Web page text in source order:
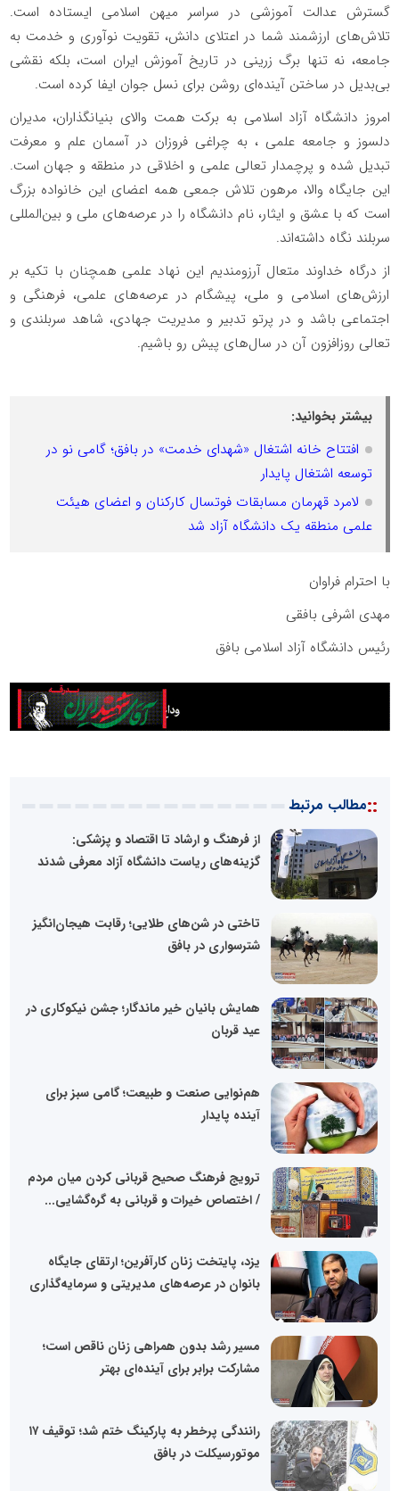
گسترش عدالت آموزشی در سراسر میهن اسلامی ایستاده است.
تلاش‌های ارزشمند شما در اعتلای دانش، تقویت نوآوری و خدمت به
جامعه، نه تنها برگ زرینی در تاریخ آموزش ایران است، بلکه نقشی
بی‌بدیل در ساختن آینده‌ای روشن برای نسل جوان ایفا کرده است.
امروز دانشگاه آزاد اسلامی به برکت همت والای بنیانگذاران، مدیران
دلسوز و جامعه علمی ، به چراغی فروزان در آسمان علم و معرفت
تبدیل شده و پرچمدار تعالی علمی و اخلاقی در منطقه و جهان است.
این جایگاه والا، مرهون تلاش جمعی همه اعضای این خانواده بزرگ
است که با عشق و ایثار، نام دانشگاه را در عرصه‌های ملی و بین‌المللی
سربلند نگاه داشته‌اند.
از درگاه خداوند متعال آرزومندیم این نهاد علمی همچنان با تکیه بر
ارزش‌های اسلامی و ملی، پیشگام در عرصه‌های علمی، فرهنگی و
اجتماعی باشد و در پرتو تدبیر و مدیریت جهادی، شاهد سربلندی و
تعالی روزافزون آن در سال‌های پیش رو باشیم.
بیشتر بخوانید:
افتتاح خانه اشتغال «شهدای خدمت» در بافق؛ گامی نو در
توسعه اشتغال پایدار
لامرد قهرمان مسابقات فوتسال کارکنان و اعضای هیئت
علمی منطقه یک دانشگاه آزاد شد
با احترام فراوان
مهدی اشرفی بافقی
رئیس دانشگاه آزاد اسلامی بافق
::مطالب مرتبط
از فرهنگ و ارشاد تا اقتصاد و پزشکی:
گزینه‌های ریاست دانشگاه آزاد معرفی شدند
تاختی در شن‌های طلایی؛ رقابت هیجان‌انگیز
شترسواری در بافق
همایش بانیان خیر ماندگار؛ جشن نیکوکاری در
عید قربان
هم‌نوایی صنعت و طبیعت؛ گامی سبز برای
آینده پایدار
ترویج فرهنگ صحیح قربانی کردن میان مردم
/ اختصاص خیرات و قربانی به گره‌گشایی...
یزد، پایتخت زنان کارآفرین؛ ارتقای جایگاه
بانوان در عرصه‌های مدیریتی و سرمایه‌گذاری
مسیر رشد بدون همراهی زنان ناقص است؛
مشارکت برابر برای آینده‌ای بهتر
رانندگی پرخطر به پارکینگ ختم شد؛ توقیف ۱۷
موتورسیکلت در بافق